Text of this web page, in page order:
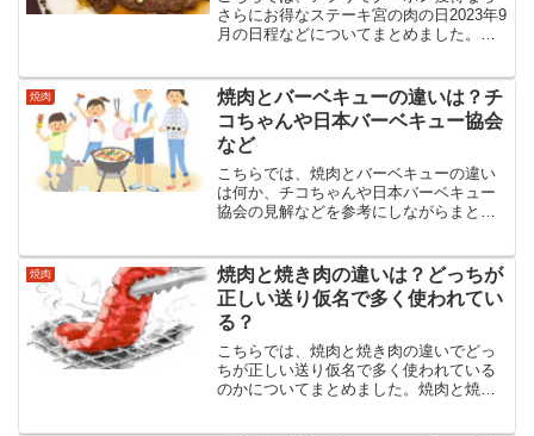
さらにお得なステーキ宮の肉の日2023年9
月の日程などについてまとめました。
は1日だけではありません。アプリでさら
にお得なクーポンもある？
焼肉
焼肉とバーベキューの違いは？チ
コちゃんや日本バーベキュー協会
など
こちらでは、焼肉とバーベキューの違い
は何か、チコちゃんや日本バーベキュー
協会の見解などを参考にしながらまとめ
ーの違いですが、どんな違いがあるので
しょうか？
焼肉
焼肉と焼き肉の違いは？どっちが
正しい送り仮名で多く使われてい
る？
こちらでは、焼肉と焼き肉の違いでどっ
ちが正しい送り仮名で多く使われている
のかについてまとめました。焼肉と焼き